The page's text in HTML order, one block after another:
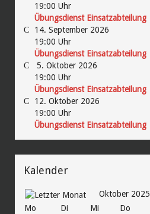
19:00 Uhr
Übungsdienst Einsatzabteilung
14. September 2026
19:00 Uhr
Übungsdienst Einsatzabteilung
5. Oktober 2026
19:00 Uhr
Übungsdienst Einsatzabteilung
12. Oktober 2026
19:00 Uhr
Übungsdienst Einsatzabteilung
Kalender
Oktober 2025
Mo
Di Mi Do